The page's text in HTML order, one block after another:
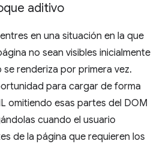
aditivo
en una situación en la que
no sean visibles inicialmente
renderiza por primera vez.
para cargar de forma
omitiendo esas partes del DOM
cuando el usuario
de la página que requieren los